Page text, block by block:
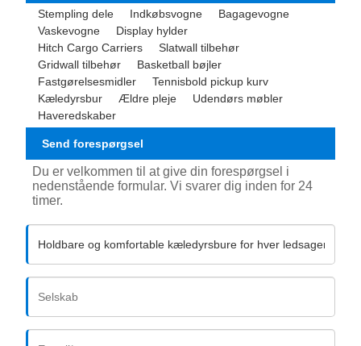
Stempling dele Indkøbsvogne
Bagagevogne
Vaskevogne
Display hylder
Hitch Cargo Carriers
Slatwall tilbehør
Gridwall tilbehør
Basketball bøjler
Fastgørelsesmidler
Tennisbold pickup kurv
Kæledyrsbur
Ældre pleje
Udendørs møbler
Haveredskaber
Send forespørgsel
Du er velkommen til at give din forespørgsel i
nedenstående formular. Vi svarer dig inden for 24
timer.